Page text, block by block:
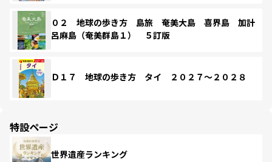
０２ 地球の歩き方 島旅 奄美大島 喜界島 加計
呂麻島（奄美群島１） ５訂版
Ｄ１７ 地球の歩き方 タイ ２０２７～２０２８
特設ページ
世界遺産ランキング